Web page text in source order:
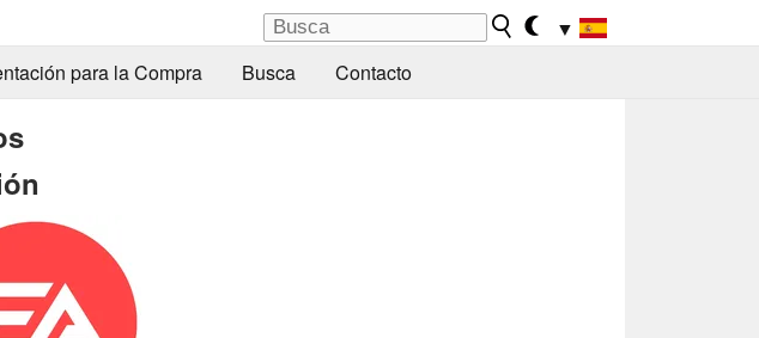
▼
para la Compra Busca Contacto